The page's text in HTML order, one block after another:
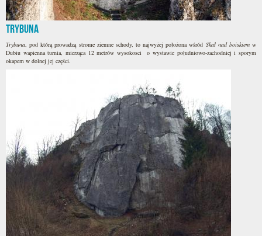
Trybuna
Trybuna, pod którą prowadzą strome ziemne schody, to najwyżej położona wśród Skał nad boiskiemw
Dubiu wapienna turnia, mierząca 12 metrów wysokosci o wystawie południowo-zachodniej i sporym
okapem w dolnej jej części.